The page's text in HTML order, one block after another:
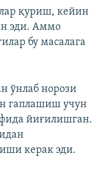
қуриш, кейин
эди. Аммо
бу масалага
ўнлаб норози
гаплашиш учун
йиғилишган.
керак эди.